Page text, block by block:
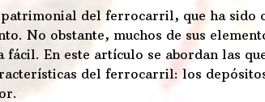
del ferrocarril, que ha sido
No obstante, muchos de sus
En este artículo se abordan las
del ferrocarril: los